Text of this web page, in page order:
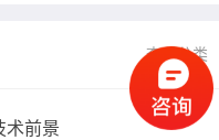
查看分类
术前景